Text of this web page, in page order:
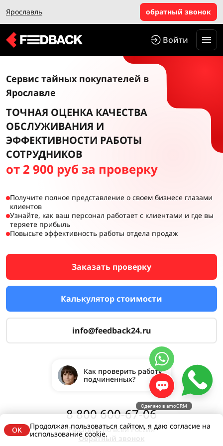
Ярославль обратный звонок
Войти
Сервис тайных покупателей в
Ярославле
ТОЧНАЯ ОЦЕНКА КАЧЕСТВА
ОБСЛУЖИВАНИЯ И
ЭФФЕКТИВНОСТИ РАБОТЫ
СОТРУДНИКОВ
от 2 900 руб за проверку
Получите полное представление о своем бизнесе глазами
клиентов
Узнайте, как ваш персонал работает с клиентами и где вы
теряете прибыль
Повысьте эффективность работы отдела продаж
Заказать проверку
Калькулятор стоимости
info@feedback24.ru
Как проверить работу
подчиненных?
8 800 600-67-06
Работаем по всей России
Обратный звонок
OK
Продолжая пользоваться сайтом, я даю согласие на
использование cookie.
Сделано в amoCRM